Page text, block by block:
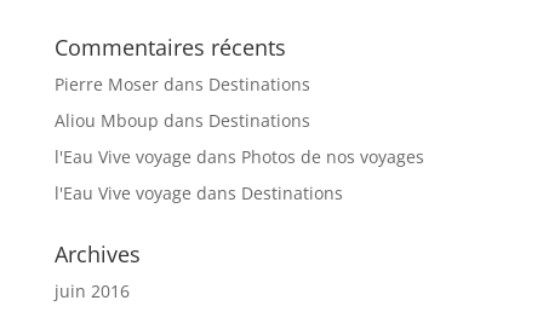
Commentaires récents
Pierre Moserdans Destinations
Aliou Mboup dans Destinations
l'Eau Vive voyage dans Photos de nos voyages
l'Eau Vive voyage dans Destinations
Archives
juin 2016